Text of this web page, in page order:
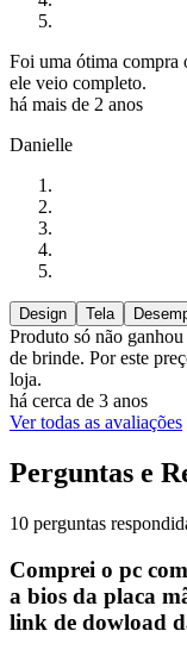
Foi uma ótima compra
ele veio completo.
há mais de 2 anos
Danielle
Design Tela
Produto só não
de brinde. Por este
loja.
há cerca de 3 anos
Ver todas as avaliações
Perguntas e
10 perguntas
Comprei o pc
a bios da placa
link de dowload